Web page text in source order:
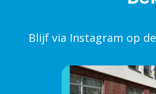
Blijf via Instagram op